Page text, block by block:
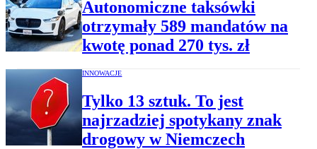
Autonomiczne taksówki
otrzymały 589 mandatów na
kwotę ponad 270 tys. zł
INNOWACJE
Tylko 13 sztuk. To jest
najrzadziej spotykany znak
drogowy w Niemczech